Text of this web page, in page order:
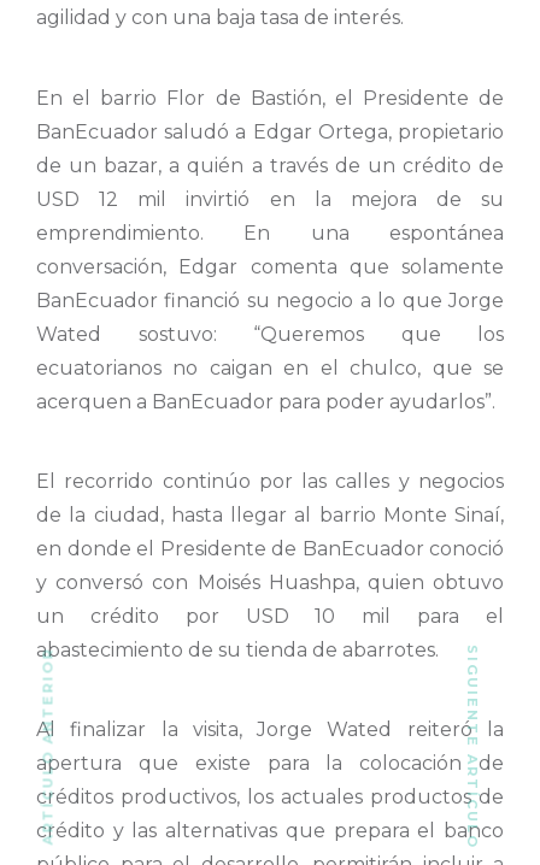
agilidad y con una baja tasa de interés.
En el barrio Flor de Bastión, el Presidente de
BanEcuador saludó a Edgar Ortega, propietario
de un bazar, a quién a través de un crédito de
USD 12 mil invirtió en la mejora de su
emprendimiento. En una espontánea
conversación, Edgar comenta que solamente
BanEcuador financió su negocio a lo que Jorge
Wated sostuvo: “Queremos que los
ecuatorianos no caigan en el chulco, que se
acerquen a BanEcuador para poder ayudarlos”.
El recorrido continúo por las calles y negocios
de la ciudad, hasta llegar al barrio Monte Sinaí,
en donde el Presidente de BanEcuador conoció
y conversó con Moisés Huashpa, quien obtuvo
un crédito por USD 10 mil para el
abastecimiento de su tienda de abarrotes.
Al finalizar la visita, Jorge Wated reiteró la
apertura que existe para la colocación de
créditos productivos, los actuales productos de
crédito y las alternativas que prepara el banco
ARTÍCULO ANTERIOR SIGUIENTE ARTÍCULO